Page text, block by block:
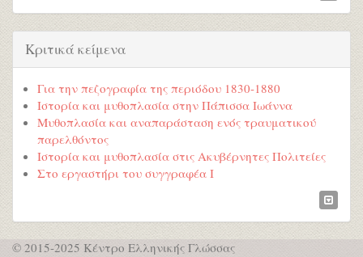
Κριτικά κείμενα
Για την πεζογραφία της περιόδου 1830-1880
Ιστορία και μυθοπλασία στην Πάπισσα Ιωάννα
Μυθοπλασία και αναπαράσταση ενός τραυματικού
παρελθόντος
Ιστορία και μυθοπλασία στις Ακυβέρνητες Πολιτείες
Στο εργαστήρι του συγγραφέα I
© 2015-2025 Κέντρο Ελληνικής Γλώσσας